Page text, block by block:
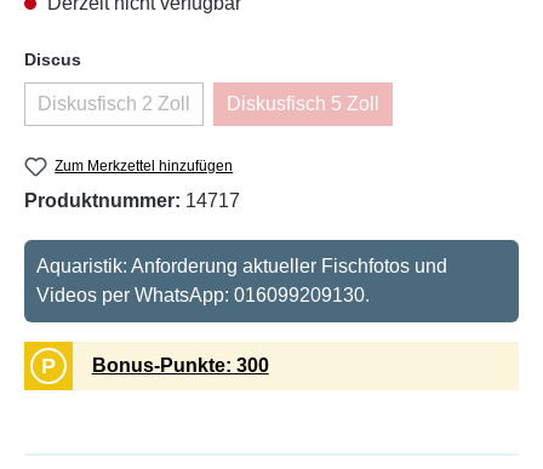
Discusauswählen
Diskusfisch 2 Zoll
(Diese Option ist zurzeit nicht verfügbar.)
Diskusfisch 5 Zoll
(Diese Option ist zurzeit nicht
Zum Merkzettel hinzufügen
Produktnummer: 14717
Aquaristik: Anforderung aktueller Fischfotos und
Videos per WhatsApp: 016099209130.
P Bonus-Punkte: 300